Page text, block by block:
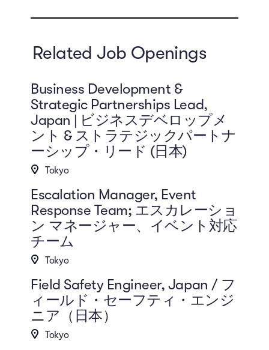
Related Job Openings
Business Development &
Strategic Partnerships Lead,
Japan | ビジネスデベロップメ
ント & ストラテジックパートナ
ーシップ・リード (日本)
Tokyo
Escalation Manager, Event
Response Team; エスカレーショ
ン マネージャー、イベント対応
チーム
Tokyo
Field Safety Engineer, Japan / フ
ィールド・セーフティ・エンジ
ニア（日本）
Tokyo